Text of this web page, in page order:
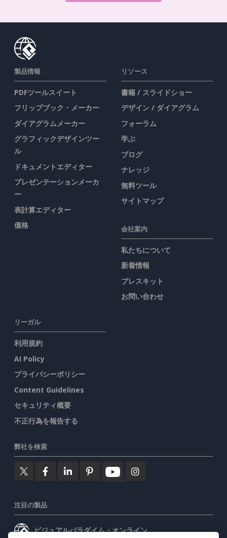
製品情報
PDFツールスイート
フリップブック・メーカー
ダイアグラムメーカー
グラフィックデザインツー
ル
ドキュメントエディター
プレゼンテーションメーカ
ー
表計算エディター
価格
リソース
書籍 / スライドショー
デザイン / ダイアグラム
フォーラム
学ぶ
ブログ
ナレッジ
無料ツール
サイトマップ
会社案内
私たちについて
新着情報
プレスキット
お問い合わせ
リーガル
利用規約
AI Policy
プライバシーポリシー
Content Guidelines
セキュリティ概要
不正行為を報告する
弊社を検索
注目の製品
ビジュアルパラダイム・オンライン